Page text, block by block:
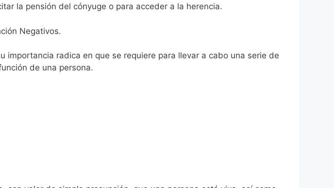
la pensión del cónyuge o para acceder a la herencia.
Negativos.
radica en que se requiere para llevar a cabo una serie de
de una persona.